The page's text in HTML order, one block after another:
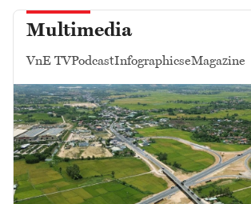
Multimedia
VnE TVPodcastInfographicseMagazine